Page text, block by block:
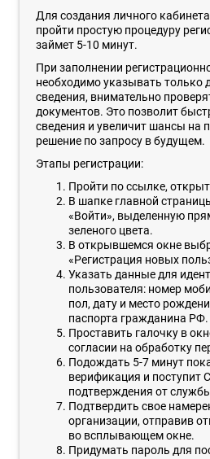
Для создания личного
пройти простую процедуру
займет 5-10 минут.
При заполнении
необходимо указывать только
сведения, внимательно
документов. Это позволит
сведения и увеличит шансы на
решение по запросу в будущем.
Этапы регистрации:
Пройти по ссылке,
В шапке главной
«Войти», выделенную
зеленого цвета.
В открывшемся окне
«Регистрация новых
Указать данные для
пользователя: номер
пол, дату и место
паспорта гражданина РФ.
Проставить галочку в
согласии на обработку
Подождать 5-7 минут
верификация и поступит
подтверждения от
Подтвердить свое
организации, отправив
во всплывающем окне.
Придумать пароль для